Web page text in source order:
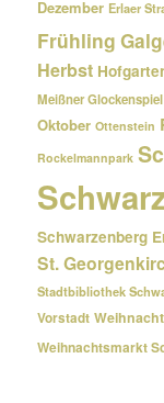
Dezember Erlaer
Frühling
Herbst
Meißner Glockenspiel
Oktober Ottenstein
Rockelmannpark
Schwarzenberg
St.
Stadtbibliothek
Vorstadt
Weihnachtsmarkt